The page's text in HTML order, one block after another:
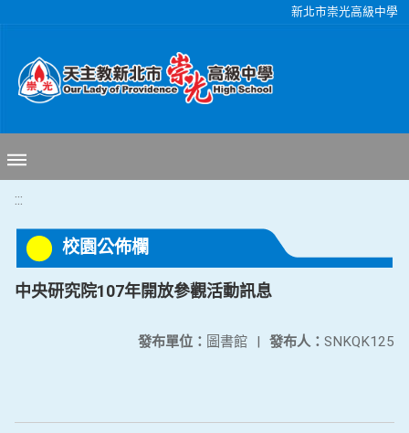
新北市崇光高級中學
:::
校園公佈欄
中央研究院107年開放參觀活動訊息
發布人： SNKQK125
發布單位： 圖書館 |